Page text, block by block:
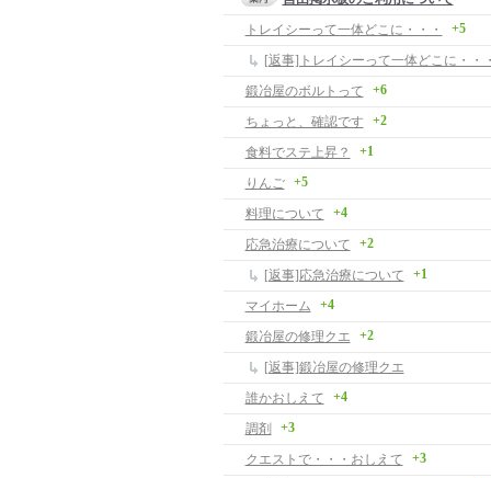
トレイシーって一体どこに・・・
+5
[返事]トレイシーって一体どこに・・
鍛冶屋のボルトって
+6
ちょっと、確認です +2
食料でステ上昇？ +1
りんご +5
料理について +4
応急治療について +2
[返事]応急治療について +1
マイホーム +4
鍛冶屋の修理クエ +2
[返事]鍛冶屋の修理クエ
誰かおしえて
+4
調剤 +3
クエストで・・・おしえて +3